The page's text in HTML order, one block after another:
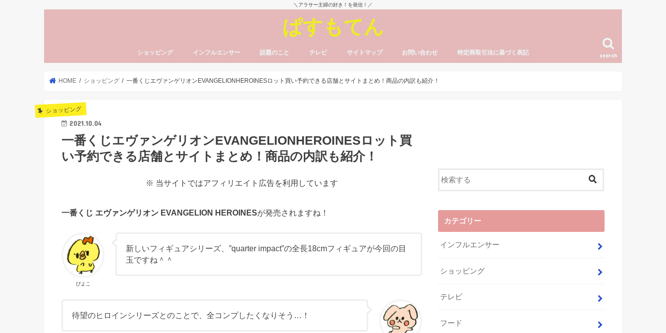
＼アラサー主婦の好き！を発信！／
ぱすもてん
search
ショッピング インフルエンサー 話題のこと テレビ サイトマップ お問い合わせ 特定商取引法に基づく表記
HOME ショッピング 一番くじエヴァンゲリオンEVANGELIONHEROINESロット買い予約できる店舗とサイトまとめ！商品の内訳も紹介！
ショッピング
2021.10.04
一番くじエヴァンゲリオンEVANGELIONHEROINESロット買
い予約できる店舗とサイトまとめ！商品の内訳も紹介！
※ 当サイトではアフィリエイト広告を利用しています
一番くじ エヴァンゲリオン EVANGELION HEROINESが発売されますね！
ぴよこ
新しいフィギュアシリーズ、”quarter impact”の全長18cmフィギュアが今回の目
玉ですね＾＾
待望のヒロインシリーズとのことで、全コンプしたくなりそう…！
カテゴリー
インフルエンサー
ショッピング
テレビ
フード